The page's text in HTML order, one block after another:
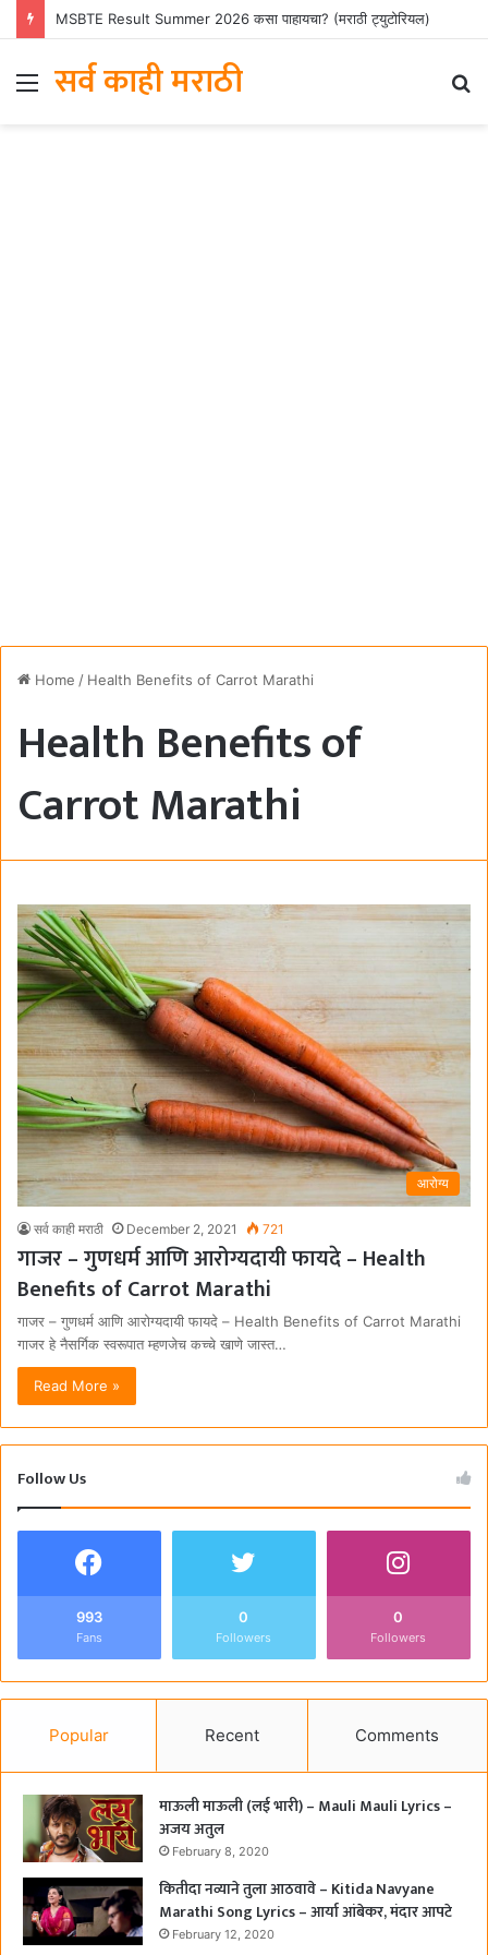
MSBTE Result Summer 2026 कसा पाहायचा? (मराठी ट्युटोरियल)
Menu
सर्व काही मराठी
Home / Health Benefits of Carrot Marathi
Health Benefits of
Carrot Marathi
आरोग्य
सर्व काही मराठी December 2, 2021 721
गाजर – गुणधर्म आणि आरोग्यदायी फायदे – Health
Benefits of Carrot Marathi
गाजर – गुणधर्म आणि आरोग्यदायी फायदे – Health Benefits of Carrot Marathi
गाजर हे नैसर्गिक स्वरूपात म्हणजेच कच्चे खाणे जास्त…
Read More »
Follow Us
993
Fans
0
Followers
0
Followers
Popular Recent Comments
माऊली माऊली (लई भारी) – Mauli Mauli Lyrics –
अजय अतुल
February 8, 2020
कितीदा नव्याने तुला आठवावे – Kitida Navyane
Marathi Song Lyrics – आर्या आंबेकर, मंदार आपटे
February 12, 2020